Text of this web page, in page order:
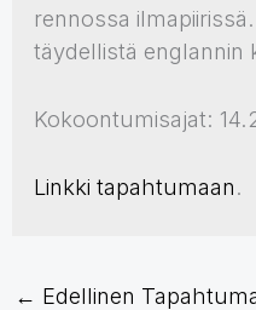
rennossa
täydellistä englannin
Kokoontumisajat:
Linkki tapahtumaan.
← Edellinen